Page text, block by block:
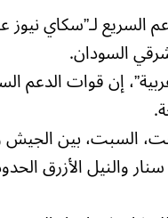
لـ”سكاي
السودان.
إن قوات الدعم
السبت، بين
سنار والنيل